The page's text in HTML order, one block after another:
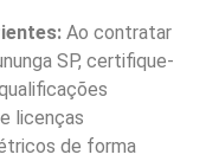
Ao contratar
SP, certifique-
licenças
de forma